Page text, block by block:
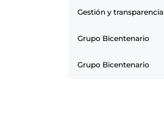
Gestión y transparencia
Grupo Bicentenario
Grupo Bicentenario